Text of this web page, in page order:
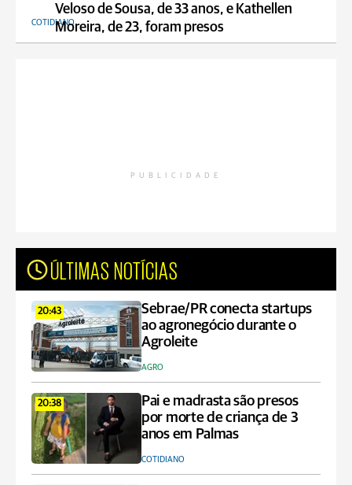
Veloso de Sousa, de 33 anos, e Kathellen
Moreira, de 23, foram presos
COTIDIANO
PUBLICIDADE
ÚLTIMAS NOTÍCIAS
20:43
Sebrae/PR conecta startups
ao agronegócio durante o
Agroleite
AGRO
20:38
Pai e madrasta são presos
por morte de criança de 3
anos em Palmas
COTIDIANO